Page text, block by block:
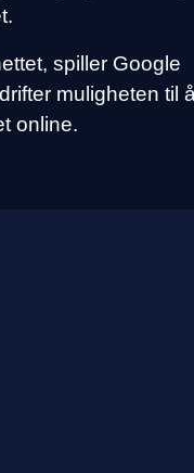
spiller Google
muligheten til
online.